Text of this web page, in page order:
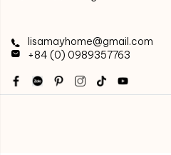
lisamayhome@gmail.com
+84 (0) 0989357763